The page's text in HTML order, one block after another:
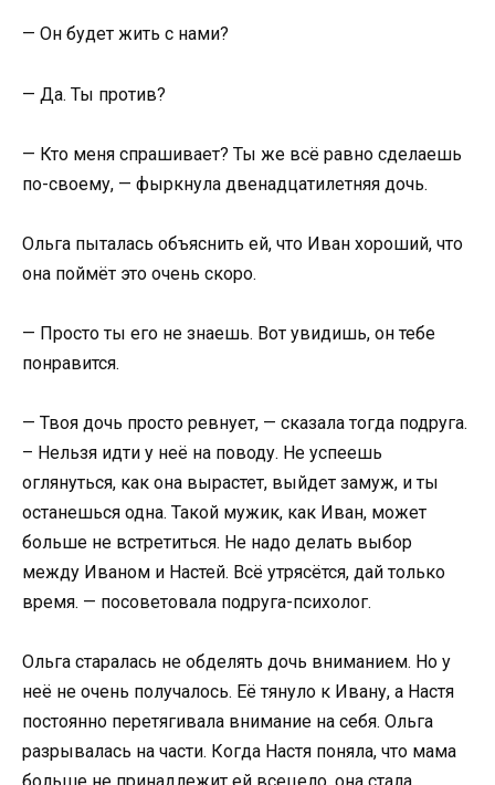
— Он будет жить с нами?
— Да. Ты против?
— Кто меня спрашивает? Ты же всё равно сделаешь
по-своему, — фыркнула двенадцатилетняя дочь.
Ольга пыталась объяснить ей, что Иван хороший, что
она поймёт это очень скоро.
— Просто ты его не знаешь. Вот увидишь, он тебе
понравится.
— Твоя дочь просто ревнует, — сказала тогда подруга.
– Нельзя идти у неё на поводу. Не успеешь
оглянуться, как она вырастет, выйдет замуж, и ты
останешься одна. Такой мужик, как Иван, может
больше не встретиться. Не надо делать выбор
между Иваном и Настей. Всё утрясётся, дай только
время. — посоветовала подруга-психолог.
Ольга старалась не обделять дочь вниманием. Но у
неё не очень получалось. Её тянуло к Ивану, а Настя
постоянно перетягивала внимание на себя. Ольга
разрывалась на части. Когда Настя поняла, что мама